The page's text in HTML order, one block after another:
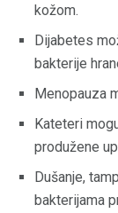
kožom.
Dijabetes
bakterije
Menopauza
Kateteri
produžene
Dušanje,
bakterijama